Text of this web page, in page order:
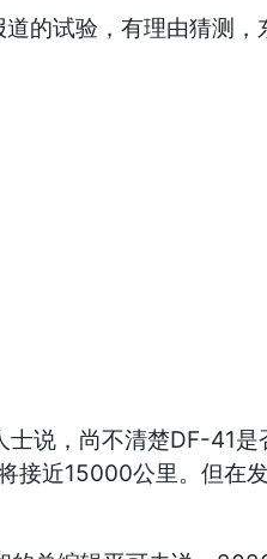
试验，有理由猜测
，尚不清楚DF-41是
接近15000公里。但在